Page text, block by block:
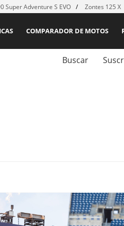
Super Adventure S EVO Zontes 125 X
COMPARADOR DE MOTOS
Buscar